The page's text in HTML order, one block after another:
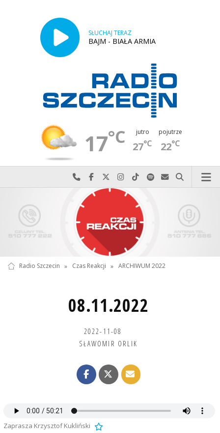
SŁUCHAJ TERAZ
BAJM - BIAŁA ARMIA
17°C jutro
27°C
pojutrze
22°C
Najlepiej po prostu do nas zadzwoń
Odwiedź nas na Facebook-u
Odwiedź nas na X
Odwiedź nas na Instagram-ie
Odwiedź nas na TikTok-u
Szukaj nas na Spotify
Wyślij do nas
Szukaj
Radio Szczecin » Czas Reakcji » ARCHIWUM 2022
08.11.2022
2022-11-08
SŁAWOMIR ORLIK
Zaprasza Krzysztof Kukliński